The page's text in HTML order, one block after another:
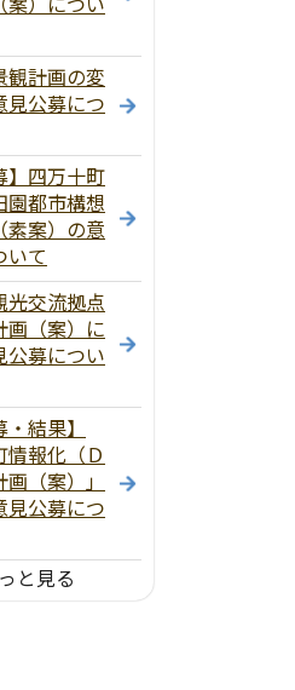
観計画の変
見公募につ
】四万十町
園都市構想
素案）の意
いて
光交流拠点
画（案）に
公募につい
・結果】
情報化（Ｄ
（案）」
見公募につ
と見る